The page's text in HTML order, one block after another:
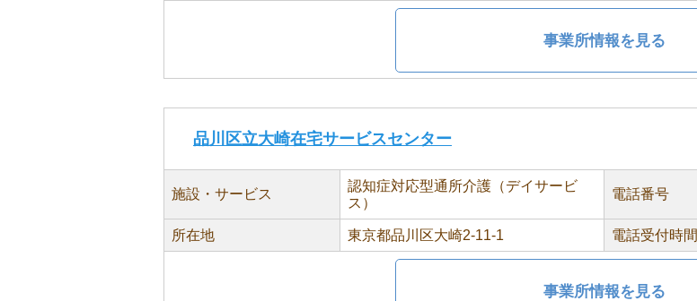
事業所情報を見る
品川区立大崎在宅サービスセンター
施設・サービス
認知症対応型通所介護（デイサービ
ス）
電話番号
所在地 東京都品川区大崎2-11-1 電話受付時間
事業所情報を見る